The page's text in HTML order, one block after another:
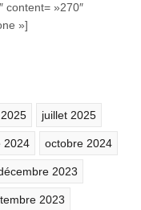
content= »270″
»]
juillet 2025
2024 octobre 2024
2023
2023